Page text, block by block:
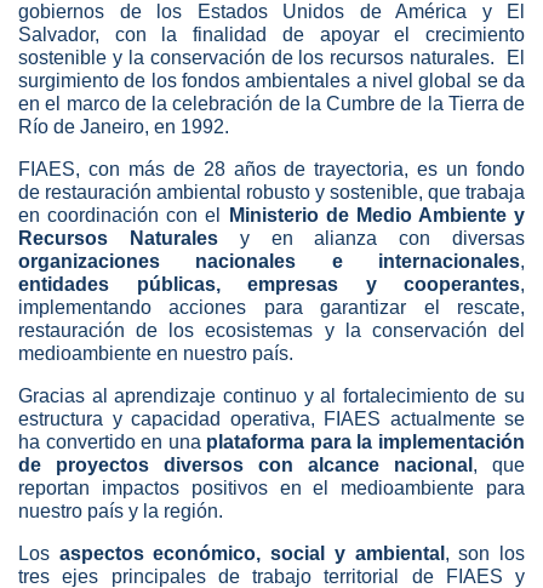
gobiernos de los Estados Unidos de América y El
Salvador, con la finalidad de apoyar el crecimiento
sostenible y la conservación de los recursos naturales. El
surgimiento de los fondos ambientales a nivel global se da
en el marco de la celebración de la Cumbre de la Tierra de
Río de Janeiro, en 1992.
FIAES, con más de 28 años de trayectoria, es un fondo
de restauración ambiental robusto y sostenible, que trabaja
en coordinación con el
Ministerio de Medio Ambiente y
Recursos Naturales y en alianza con diversas
organizaciones nacionales e internacionales,
entidades públicas, empresas y cooperantes,
implementando acciones para garantizar el rescate,
restauración de los ecosistemas y la conservación del
medioambiente en nuestro país.
Gracias al aprendizaje continuo y al fortalecimiento de su
estructura y capacidad operativa, FIAES actualmente se
ha convertido en una plataforma para la implementación
de proyectos diversos con alcance nacional , que
reportan impactos positivos en el medioambiente para
nuestro país y la región.
Los aspectos económico, social y ambiental , son los
tres ejes principales de trabajo territorial de FIAES y